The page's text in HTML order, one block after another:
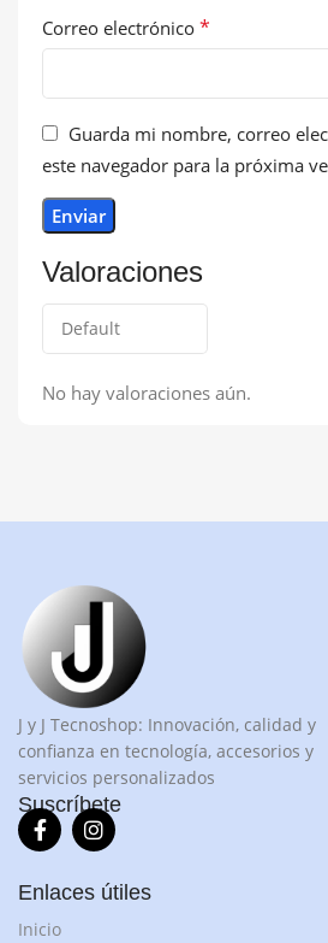
Valoraciones
No hay valoraciones aún.
Correo electrónico *
Guarda mi nombre, correo
este navegador para la próxima
J y J Tecnoshop: Innovación, calidad y
confianza en tecnología, accesorios y
servicios personalizados
Suscríbete
Enlaces útiles
Inicio